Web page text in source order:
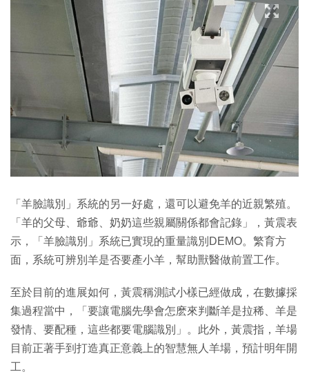
「羊臉識別」系統的另一好處，還可以避免羊的近親繁殖。
「羊的父母、爺爺、奶奶這些親屬關係都會記錄」，黃震表
示，「羊臉識別」系統已實現的重量識別DEMO。繁育方
面，系統可辨別羊是否要產小羊，幫助獸醫做前置工作。
至於目前的進展如何，黃震稱測試小樣已經做成，在數據採
集過程當中，「要讓電腦先學會怎麽來判斷羊是拉稀、羊是
發情、要配種，這些都要電腦識別」。此外，黃震指，羊場
目前正著手到打造真正意義上的智慧無人羊場，預計明年開
工。